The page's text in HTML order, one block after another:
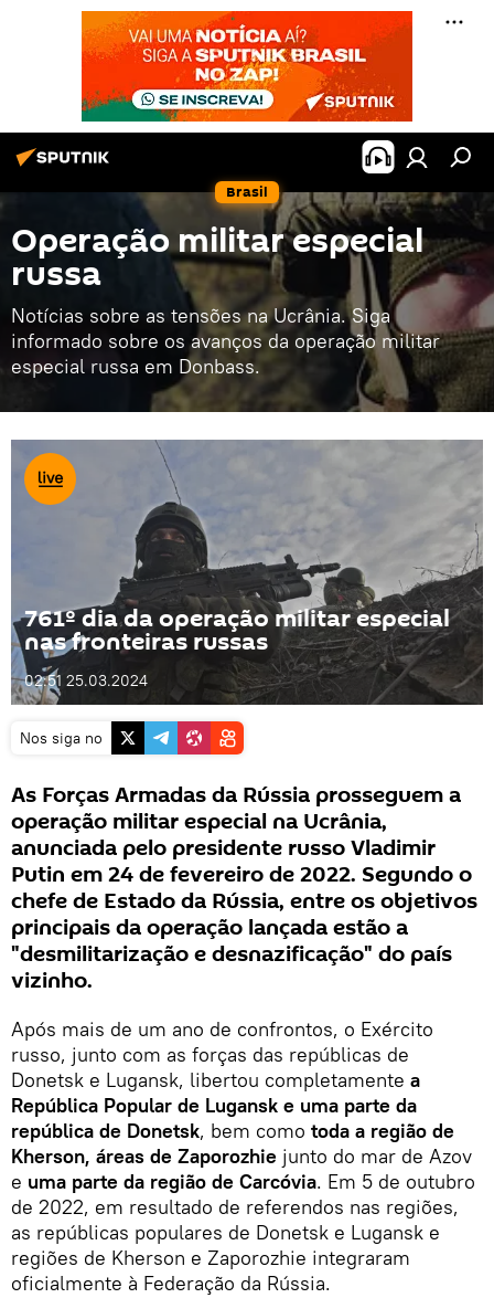
Brasil
Operação militar especial
russa
Notícias sobre as tensões na Ucrânia. Siga
informado sobre os avanços da operação militar
especial russa em Donbass.
761º dia da operação militar especial
nas fronteiras russas
02:51 25.03.2024
Nos siga no
As Forças Armadas da Rússia prosseguem a
operação militar especial na Ucrânia,
anunciada pelo presidente russo Vladimir
Putin em 24 de fevereiro de 2022. Segundo o
chefe de Estado da Rússia, entre os objetivos
principais da operação lançada estão a
"desmilitarização e desnazificação" do país
vizinho.
Após mais de um ano de confrontos, o Exército
russo, junto com as forças das repúblicas de
Donetsk e Lugansk, libertou completamente a
República Popular de Lugansk e uma parte da
república de Donetsk, bem como toda a região de
Kherson, áreas de Zaporozhie junto do mar de Azov
e uma parte da região de Carcóvia. Em 5 de outubro
de 2022, em resultado de referendos nas regiões,
as repúblicas populares de Donetsk e Lugansk e
regiões de Kherson e Zaporozhie integraram
oficialmente à Federação da Rússia.